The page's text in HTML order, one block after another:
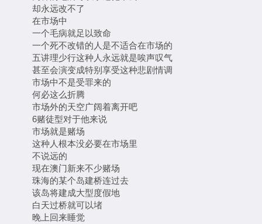
却永远改不了
在市场中
一个毛病就足以致命
一个死不改错的人是不适合在市场的
五讲理少行这种人永远就是唉声叹气
甚至会演变成特别享受这种悲剧情调
市场中不是受罪来的
何必这么折腾
市场外的天空广阔着离开吧
6赌徒型对于他来说
市场就是赌场
这种人根本没必要在市场里
不说远的
现在澳门新来不少赌场
珠海的某个岛建桥连过去
该岛将建成大型度假地
白天过桥就可以堵
晚上回来睡觉